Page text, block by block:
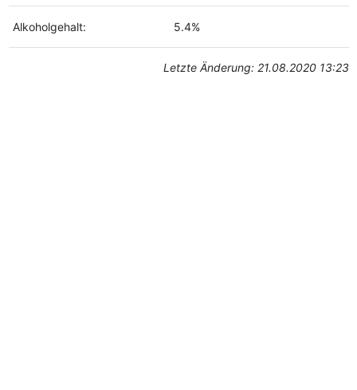
Alkoholgehalt: 5.4%
Letzte Änderung: 21.08.2020 13:23